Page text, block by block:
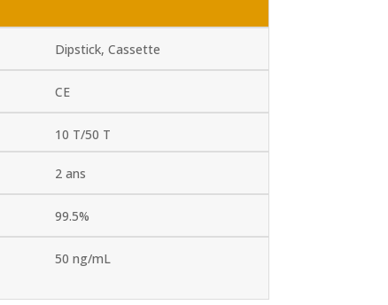
Dipstick, Cassette
CE
10 T/50 T
2 ans
99.5%
50 ng/mL